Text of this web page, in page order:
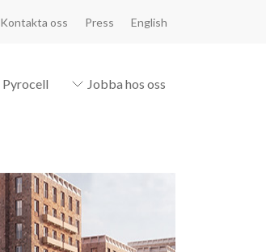
Kontakta oss Press English
Pyrocell Jobba hos oss